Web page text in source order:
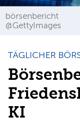
börsenbericht
@GettyImages
TÄGLICHER
KI